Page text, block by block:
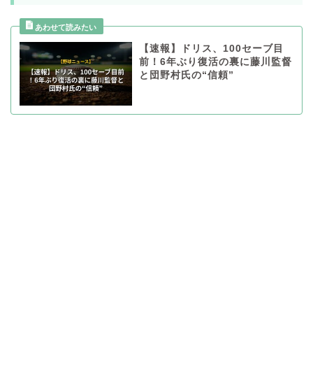
【速報】ドリス、100セーブ目
前！6年ぶり復活の裏に藤川監督
と団野村氏の“信頼”